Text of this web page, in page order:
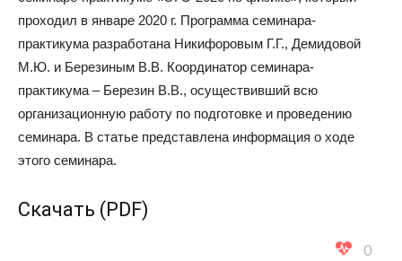
проходил в январе 2020 г. Программа семинара-
практикума разработана Никифоровым Г.Г., Демидовой
М.Ю. и Березиным В.В. Координатор семинара-
практикума – Березин В.В., осуществивший всю
организационную работу по подготовке и проведению
семинара. В статье представлена информация о ходе
этого семинара.
Скачать (PDF)
0